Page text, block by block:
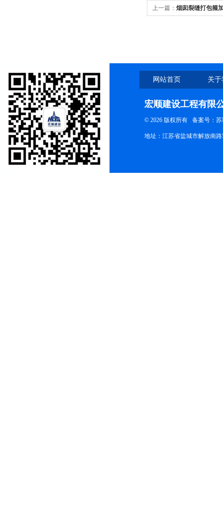
上一篇： 烟囱裂缝打包箍
网站首页 关
宏顺建设工程有限
© 2026 版权所有 备案号：苏
地址：江苏省盐城市解放南